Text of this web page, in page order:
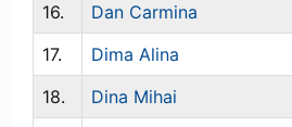
16.
Dan Carmina
17.
Dima Alina
18.
Dina Mihai